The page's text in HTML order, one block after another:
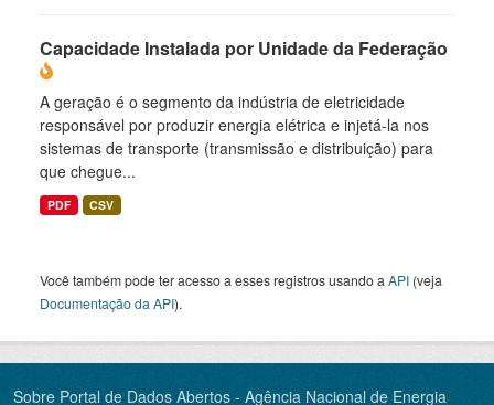
Capacidade Instalada por Unidade da Federação
A geração é o segmento da indústria de eletricidade
responsável por produzir energia elétrica e injetá-la nos
sistemas de transporte (transmissão e distribuição) para
que chegue...
PDF CSV
Você também pode ter acesso a esses registros usando a API (veja
Documentação da API).
Sobre Portal de Dados Abertos - Agência Nacional de Energia